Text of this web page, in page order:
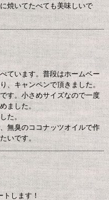
焼いてたべても美味しいで
ています。普段はホームベー
、キャンペンで頂きました。
す。小さめサイズなので一度
ました。
た。
無臭のココナッツオイルで作
いです。
トします！